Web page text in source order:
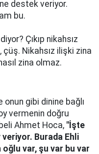
destek veriyor.
bu.
Çıkıp nikahsız
Nikahsız ilişki zina
zina olmaz.
gibi dinine bağlı
vermenin doğru
Ahmet Hoca, "İşte
veriyor. Burada Ehli
var, şu var bu var